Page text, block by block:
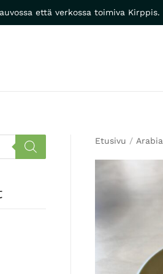
että verkossa toimiva Kirppis.
Etusivu / Arabia